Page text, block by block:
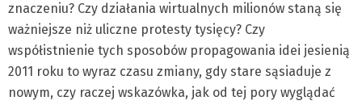
znaczeniu? Czy działania wirtualnych milionów staną się
ważniejsze niż uliczne protesty tysięcy? Czy
współistnienie tych sposobów propagowania idei jesienią
2011 roku to wyraz czasu zmiany, gdy stare sąsiaduje z
nowym, czy raczej wskazówka, jak od tej pory wyglądać